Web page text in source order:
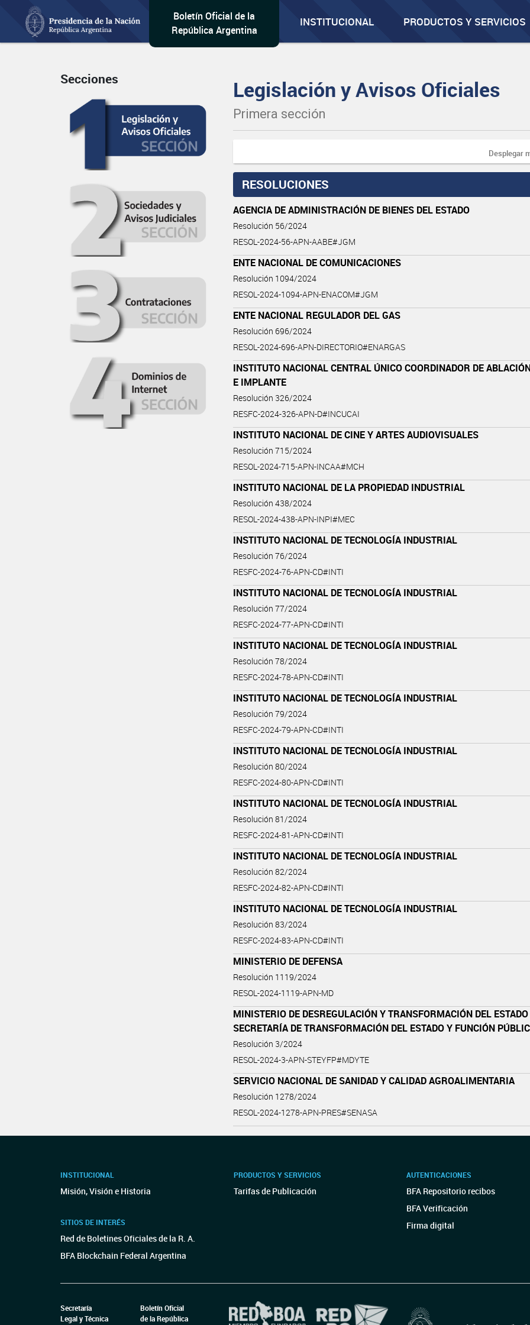
Boletín Oficial de la
República Argentina
INSTITUCIONAL PRODUCTOS Y SERVICIOS
Secciones Legislación y Avisos Oficiales
Primera sección
Desplegar
RESOLUCIONES
AGENCIA DE ADMINISTRACIÓN DE BIENES DEL ESTADO
Resolución 56/2024
RESOL-2024-56-APN-AABE#JGM
ENTE NACIONAL DE COMUNICACIONES
Resolución 1094/2024
RESOL-2024-1094-APN-ENACOM#JGM
ENTE NACIONAL REGULADOR DEL GAS
Resolución 696/2024
RESOL-2024-696-APN-DIRECTORIO#ENARGAS
INSTITUTO NACIONAL CENTRAL ÚNICO COORDINADOR DE
E IMPLANTE
Resolución 326/2024
RESFC-2024-326-APN-D#INCUCAI
INSTITUTO NACIONAL DE CINE Y ARTES AUDIOVISUALES
Resolución 715/2024
RESOL-2024-715-APN-INCAA#MCH
INSTITUTO NACIONAL DE LA PROPIEDAD INDUSTRIAL
Resolución 438/2024
RESOL-2024-438-APN-INPI#MEC
INSTITUTO NACIONAL DE TECNOLOGÍA INDUSTRIAL
Resolución 76/2024
RESFC-2024-76-APN-CD#INTI
INSTITUTO NACIONAL DE TECNOLOGÍA INDUSTRIAL
Resolución 77/2024
RESFC-2024-77-APN-CD#INTI
INSTITUTO NACIONAL DE TECNOLOGÍA INDUSTRIAL
Resolución 78/2024
RESFC-2024-78-APN-CD#INTI
INSTITUTO NACIONAL DE TECNOLOGÍA INDUSTRIAL
Resolución 79/2024
RESFC-2024-79-APN-CD#INTI
INSTITUTO NACIONAL DE TECNOLOGÍA INDUSTRIAL
Resolución 80/2024
RESFC-2024-80-APN-CD#INTI
INSTITUTO NACIONAL DE TECNOLOGÍA INDUSTRIAL
Resolución 81/2024
RESFC-2024-81-APN-CD#INTI
INSTITUTO NACIONAL DE TECNOLOGÍA INDUSTRIAL
Resolución 82/2024
RESFC-2024-82-APN-CD#INTI
INSTITUTO NACIONAL DE TECNOLOGÍA INDUSTRIAL
Resolución 83/2024
RESFC-2024-83-APN-CD#INTI
MINISTERIO DE DEFENSA
Resolución 1119/2024
RESOL-2024-1119-APN-MD
MINISTERIO DE DESREGULACIÓN Y TRANSFORMACIÓN DEL
SECRETARÍA DE TRANSFORMACIÓN DEL ESTADO Y FUNCIÓN
Resolución 3/2024
RESOL-2024-3-APN-STEYFP#MDYTE
SERVICIO NACIONAL DE SANIDAD Y CALIDAD AGROALIMENTARIA
Resolución 1278/2024
RESOL-2024-1278-APN-PRES#SENASA
INSTITUCIONAL
Misión, Visión e Historia
SITIOS DE INTERÉS
Red de Boletines Oficiales de la R. A.
BFA Blockchain Federal Argentina
PRODUCTOS Y SERVICIOS
Tarifas de Publicación
AUTENTICACIONES
BFA Repositorio recibos
BFA Verificación
Firma digital
Secretaría
Legal y Técnica
Boletín Oficial
de la República